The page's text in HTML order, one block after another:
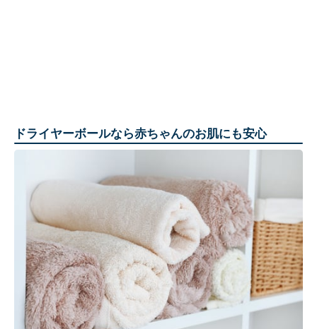
ドライヤーボールなら赤ちゃんのお肌にも安心